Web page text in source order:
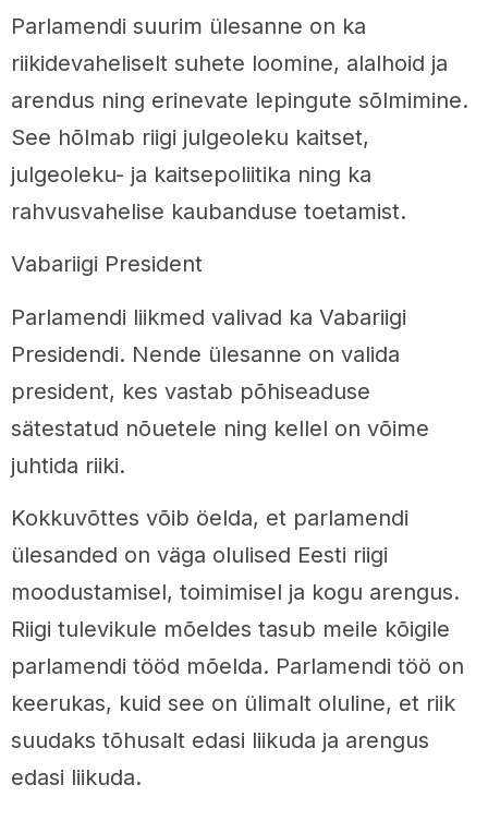
Parlamendi suurim ülesanne on ka
riikidevaheliselt suhete loomine, alalhoid ja
arendus ning erinevate lepingute sõlmimine.
See hõlmab riigi julgeoleku kaitset,
julgeoleku- ja kaitsepoliitika ning ka
rahvusvahelise kaubanduse toetamist.
Vabariigi President
Parlamendi liikmed valivad ka Vabariigi
Presidendi. Nende ülesanne on valida
president, kes vastab põhiseaduse
sätestatud nõuetele ning kellel on võime
juhtida riiki.
Kokkuvõttes võib öelda, et parlamendi
ülesanded on väga olulised Eesti riigi
moodustamisel, toimimisel ja kogu arengus.
Riigi tulevikule mõeldes tasub meile kõigile
parlamendi tööd mõelda. Parlamendi töö on
keerukas, kuid see on ülimalt oluline, et riik
suudaks tõhusalt edasi liikuda ja arengus
edasi liikuda.